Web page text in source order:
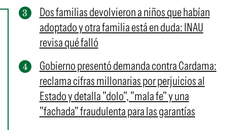
Dos familias devolvieron a niños que habían
adoptado y otra familia está en duda: INAU
revisa qué falló
Gobierno presentó demanda contra Cardama:
reclama cifras millonarias por perjuicios al
Estado y detalla "dolo", "mala fe" y una
"fachada" fraudulenta para las garantías